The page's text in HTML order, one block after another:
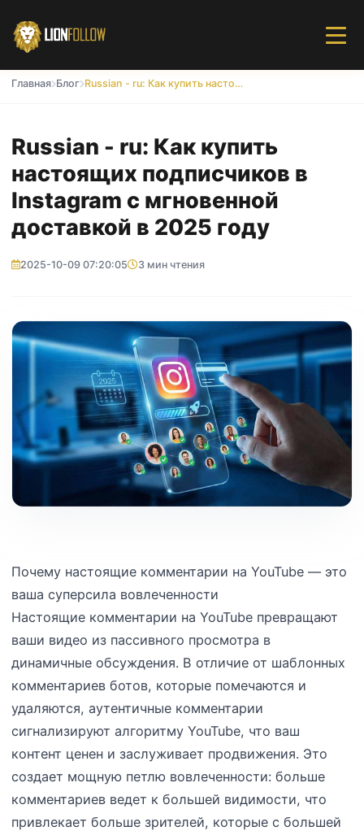
Главная Блог Russian - ru: Как купить настоящих подписчиков в Instagram с мгновенной доставкой в 2025 году
Russian - ru: Как купить
настоящих подписчиков в
Instagram с мгновенной
доставкой в 2025 году
2025-10-09 07:20:05 3 мин чтения
Почему настоящие комментарии на YouTube — это
ваша суперсила вовлеченности
Настоящие комментарии на YouTube превращают
ваши видео из пассивного просмотра в
динамичные обсуждения. В отличие от шаблонных
комментариев ботов, которые помечаются и
удаляются, аутентичные комментарии
сигнализируют алгоритму YouTube, что ваш
контент ценен и заслуживает продвижения. Это
создает мощную петлю вовлеченности: больше
комментариев ведет к большей видимости, что
привлекает больше зрителей, которые с большей